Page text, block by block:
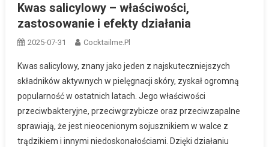
Kwas salicylowy – właściwości,
zastosowanie i efekty działania
2025-07-31 Cocktailme.pl
Kwas salicylowy, znany jako jeden z najskuteczniejszych
składników aktywnych w pielęgnacji skóry, zyskał ogromną
popularność w ostatnich latach. Jego właściwości
przeciwbakteryjne, przeciwgrzybicze oraz przeciwzapalne
sprawiają, że jest nieocenionym sojusznikiem w walce z
trądzikiem i innymi niedoskonałościami. Dzięki działaniu